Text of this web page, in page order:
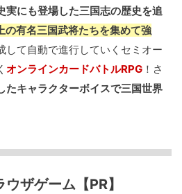
実にも登場した三国志の歴史を追
の有名三国武将たちを集めて強
して自動で進行していくセミオー
オンラインカードバトルRPG ！さ
たキャラクターボイスで三国世界
ザゲーム【PR】